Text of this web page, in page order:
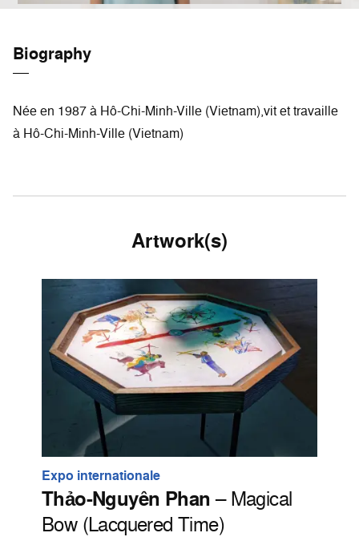
Biography
Née en 1987 à Hô-Chi-Minh-Ville (Vietnam),vit et travaille
à Hô-Chi-Minh-Ville (Vietnam)
Artwork(s)
Expo internationale
Thảo-Nguyên Phan– Magical
Bow (Lacquered Time)